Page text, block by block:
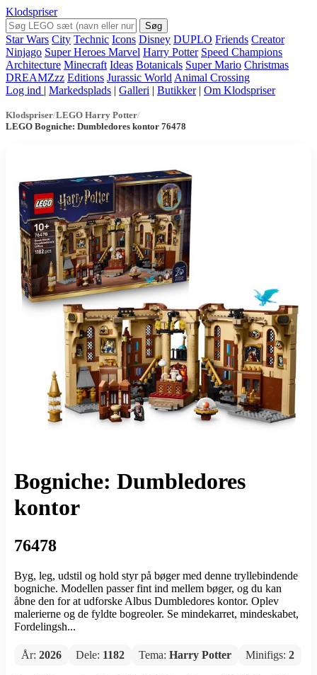
Klodspriser
Søg
Star Wars City Technic Icons Disney DUPLO Friends Creator
Ninjago Super Heroes Marvel Harry Potter Speed Champions
Architecture Minecraft Ideas Botanicals Super Mario Christmas
DREAMZzz Editions Jurassic World Animal Crossing
Log ind | Markedsplads | Galleri | Butikker | Om Klodspriser
Klodspriser/LEGO Harry Potter/
LEGO Bogniche: Dumbledores kontor 76478
Bogniche: Dumbledores
kontor
76478
Byg, leg, udstil og hold styr på bøger med denne tryllebindende
bogniche. Modellen passer fint ind mellem bøger, og du kan
åbne den for at udforske Albus Dumbledores kontor. Oplev
malerierne og de fyldte bogreoler. Se mindekarret, mindeskabet,
Fordelingsh...
År: 2026 Dele: 1182 Tema: Harry Potter Minifigs: 2